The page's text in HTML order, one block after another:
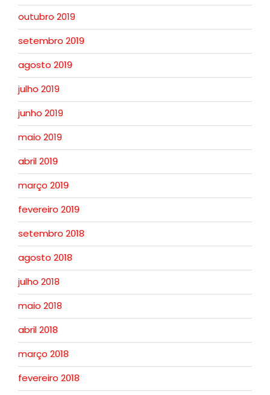
outubro 2019
setembro 2019
agosto 2019
julho 2019
junho 2019
maio 2019
abril 2019
março 2019
fevereiro 2019
setembro 2018
agosto 2018
julho 2018
maio 2018
abril 2018
março 2018
fevereiro 2018